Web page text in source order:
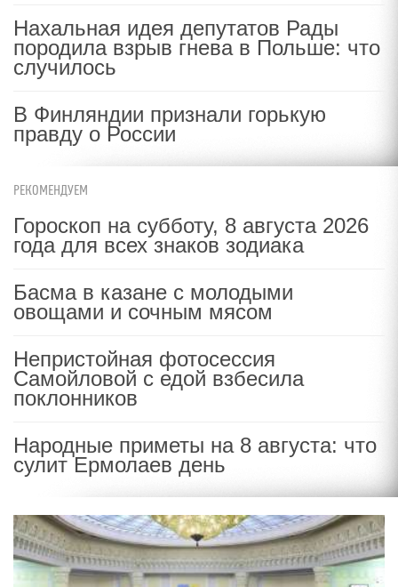
Нахальная идея депутатов Рады
породила взрыв гнева в Польше: что
случилось
В Финляндии признали горькую
правду о России
РЕКОМЕНДУЕМ
Гороскоп на субботу, 8 августа 2026
года для всех знаков зодиака
Басма в казане с молодыми
овощами и сочным мясом
Непристойная фотосессия
Самойловой с едой взбесила
поклонников
Народные приметы на 8 августа: что
сулит Ермолаев день